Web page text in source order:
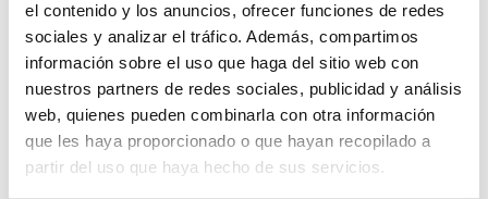
el contenido y los anuncios, ofrecer funciones de redes
sociales y analizar el tráfico. Además, compartimos
información sobre el uso que haga del sitio web con
nuestros partners de redes sociales, publicidad y análisis
web, quienes pueden combinarla con otra información
que les haya proporcionado o que hayan recopilado a
partir del uso que haya hecho de sus servicios.